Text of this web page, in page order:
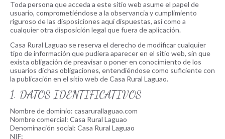
Toda persona que acceda a este sitio web asume el papel de
usuario, comprometiéndose a la observancia y cumplimiento
riguroso de las disposiciones aquí dispuestas, así como a
cualquier otra disposición legal que fuera de aplicación.
Casa Rural Laguao se reserva el derecho de modificar cualquier
tipo de información que pudiera aparecer en el sitio web, sin que
exista obligación de preavisar o poner en conocimiento de los
usuarios dichas obligaciones, entendiéndose como suficiente con
la publicación en el sitio web de Casa Rural Laguao.
1. DATOS IDENTIFICATIVOS
Nombre de dominio: casarurallaguao.com
Nombre comercial: Casa Rural Laguao
Denominación social: Casa Rural Laguao
NIF: